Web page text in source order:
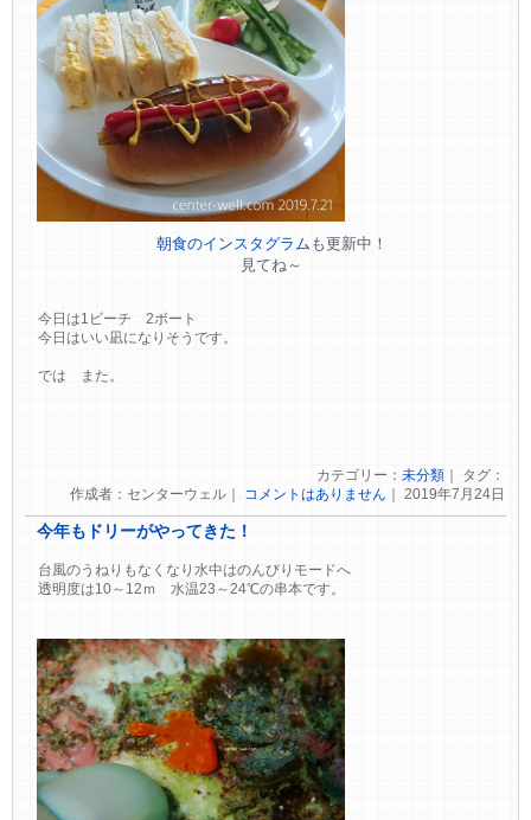
朝食のインスタグラム も更新中！
見てね～
今日は1ビーチ 2ボート
今日はいい凪になりそうです。
では また。
カテゴリー： 未分類｜ タグ：
作成者：センターウェル｜
コメントはありません ｜ 2019年7月24日
今年もドリーがやってきた！
台風のうねりもなくなり水中はのんびりモードへ
透明度は10～12ｍ 水温23～24℃の串本です。